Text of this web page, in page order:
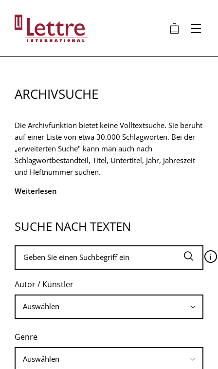
Inhalt
🛍 ⋮
ARCHIVSUCHE
Die Archivfunktion bietet keine Volltextsuche. Sie beruht
auf einer Liste von etwa 30.000 Schlagworten. Bei der
„erweiterten Suche" kann man auch nach
Schlagwortbestandteil, Titel, Untertitel, Jahr, Jahreszeit
und Heftnummer suchen.
Weiterlesen
SUCHE NACH TEXTEN
🛈
Autor / Künstler
Genre